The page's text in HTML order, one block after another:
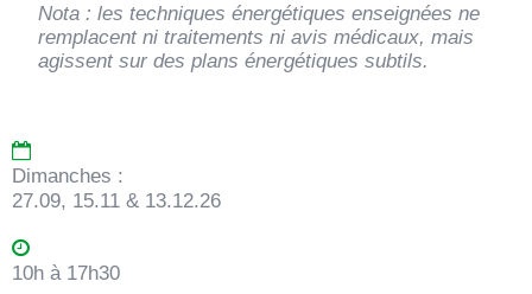
Nota : les techniques énergétiques enseignées ne
remplacent ni traitements ni avis médicaux, mais
agissent sur des plans énergétiques subtils.
Dimanches :
27.09, 15.11 & 13.12.26
10h à 17h30